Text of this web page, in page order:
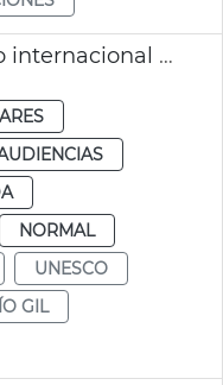
Impulso reconocimiento internacional Corpus Christi València
NORMAL
UNESCO
GIL